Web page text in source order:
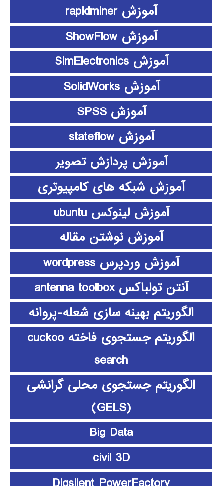
آموزش rapidminer
آموزش ShowFlow
آموزش SimElectronics
آموزش SolidWorks
آموزش SPSS
آموزش stateflow
آموزش پردازش تصویر
آموزش شبکه های کامپیوتری
آموزش لینوکس ubuntu
آموزش نوشتن مقاله
آموزش وردپرس wordpress
آنتن تولباکس antenna toolbox
الگوریتم بهینه سازی شعله-پروانه
الگوریتم جستجوی فاخته cuckoo
search
الگوریتم جستجوی محلی گرانشی
(GELS)
Big Data
civil 3D